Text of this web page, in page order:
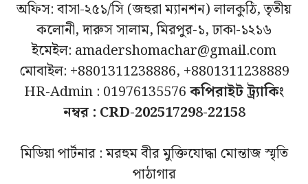
অফিস: বাসা-২৫১/সি (জহুরা ম্যানশন) লালকুঠি, তৃতীয়
কলোনী, দারুস সালাম, মিরপুর-১, ঢাকা-১২১৬
ইমেইল: amadershomachar@gmail.com
মোবাইল: +8801311238886, +8801311238889
HR-Admin : 01976135576কপিরাইট ট্র্যাকিং
নম্বর : CRD-202517298-22158
মিডিয়া পার্টনার : মরহুম বীর মুক্তিযোদ্ধা মোন্তাজ স্মৃতি
পাঠাগার